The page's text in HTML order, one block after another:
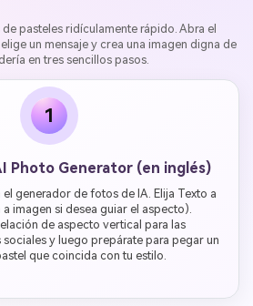
pasteles ridículamente rápido. Abra el
un mensaje y crea una imagen digna de
en tres sencillos pasos.
1
Photo Generator (en inglés)
generador de fotos de IA. Elija Texto a
imagen si desea guiar el aspecto).
de aspecto vertical para las
y luego prepárate para pegar un
que coincida con tu estilo.